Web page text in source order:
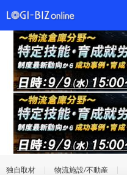
独自取材 物流施設/不動産